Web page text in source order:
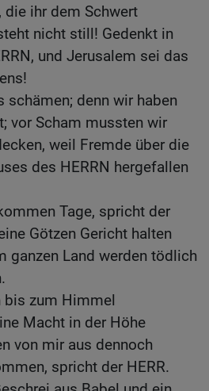
die ihr dem Schwert
nicht still! Gedenkt in
und Jerusalem sei das
schämen; denn wir haben
vor Scham mussten wir
weil Fremde über die
des HERRN hergefallen
Tage, spricht der
Götzen Gericht halten
ganzen Land werden tödlich
bis zum Himmel
Macht in der Höhe
von mir aus dennoch
spricht der HERR.